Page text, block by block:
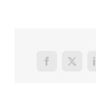
Facebook
X